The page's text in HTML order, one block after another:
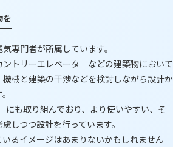
を
専門者が所属しています。
トリーエレベータ―などの建築物において
械と建築の干渉などを検討しながら設計か
にも取り組んでおり、より使いやすい、そ
しつつ設計を行っています。
るイメージはあまりないかもしれません